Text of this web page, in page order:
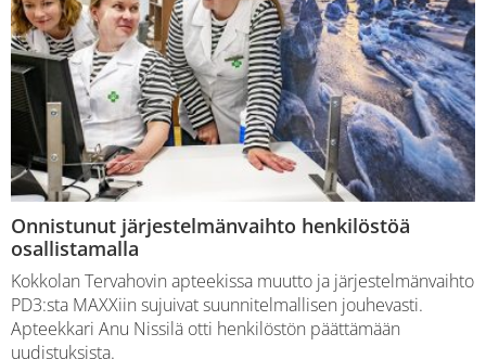
Onnistunut järjestelmänvaihto henkilöstöä
osallistamalla
Kokkolan Tervahovin apteekissa muutto ja järjestelmänvaihto
PD3:sta MAXXiin sujuivat suunnitelmallisen jouhevasti.
Apteekkari Anu Nissilä otti henkilöstön päättämään
uudistuksista.